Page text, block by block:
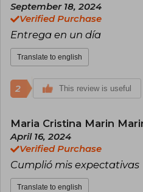
September 18, 2024
Verified Purchase
Entrega en un día
Translate to english
2 This review is useful
Maria Cristina Marin
April 16, 2024
Verified Purchase
Cumplió mis expectativas
Translate to english